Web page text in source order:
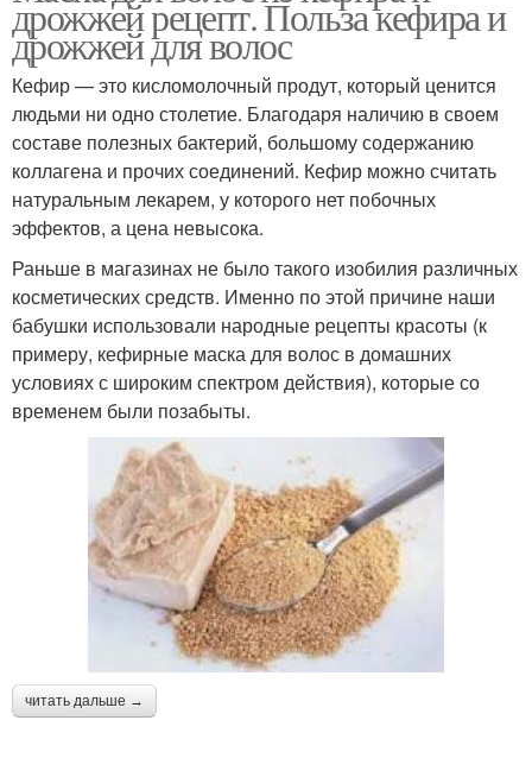
дрожжей рецепт. Польза кефира и
дрожжей для волос
Кефир — это кисломолочный продут, который ценится
людьми ни одно столетие. Благодаря наличию в своем
составе полезных бактерий, большому содержанию
коллагена и прочих соединений. Кефир можно считать
натуральным лекарем, у которого нет побочных
эффектов, а цена невысока.
Раньше в магазинах не было такого изобилия различных
косметических средств. Именно по этой причине наши
бабушки использовали народные рецепты красоты (к
примеру, кефирные маска для волос в домашних
условиях с широким спектром действия), которые со
временем были позабыты.
читать дальше →